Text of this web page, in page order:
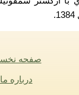
صفحه
درباره ما